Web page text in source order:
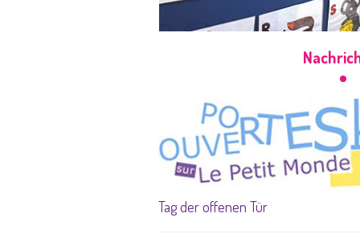
Tag der offenen Tür